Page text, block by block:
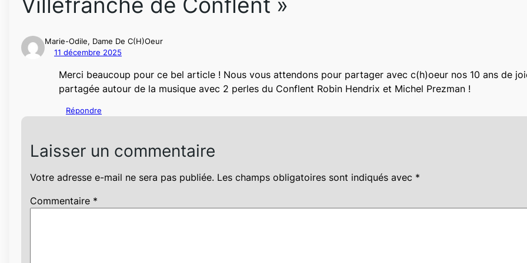
Marie-Odile, Dame De C(h)oeur
11 décembre 2025
Merci beaucoup pour ce bel article ! Nous vous attendons pour partager avec c(h)oeur nos 10 ans de
partagée autour de la musique avec 2 perles du Conflent Robin Hendrix et Michel Prezman !
Répondre
Laisser un commentaire
Votre adresse e-mail ne sera pas publiée. Les champs obligatoires sont indiqués avec *
Commentaire *